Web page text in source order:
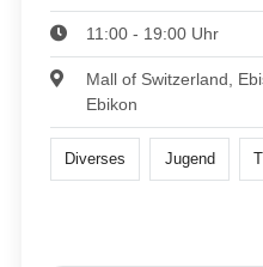
11:00 - 19:00 Uhr
Mall of Switzerland,
Ebikon
Diverses Jugend